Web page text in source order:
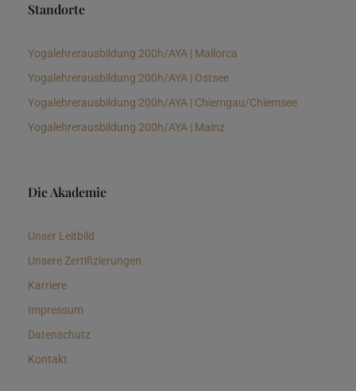
Standorte
Yogalehrerausbildung 200h/AYA | Mallorca
Yogalehrerausbildung 200h/AYA | Ostsee
Yogalehrerausbildung 200h/AYA | Chiemgau/Chiemsee
Yogalehrerausbildung 200h/AYA | Mainz
Die Akademie
Unser Leitbild
Unsere Zertifizierungen
Karriere
Impressum
Datenschutz
Kontakt